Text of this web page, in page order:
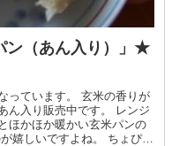
ン（あん入り）」★
す。 玄米の香りが
入り販売中です。 レンジ
ほかほか暖かい玄米パンの
嬉しいですよね。 ちょぴり